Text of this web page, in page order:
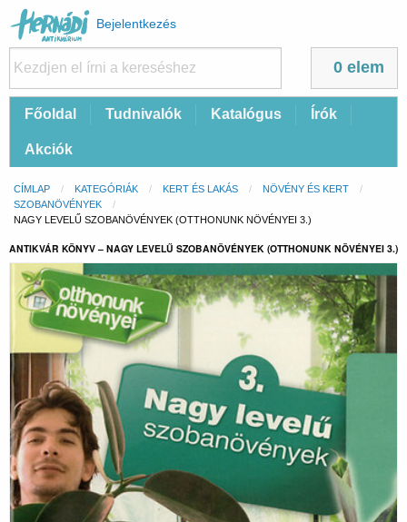
Felhasználói
fiók
menüje
Bejelentkezés
0 elem
FőFőoldal Tudnivalók Katalógus Írók
Akciók
Morzsa
CÍMLAP KATEGÓRIÁK KERT ÉS LAKÁS
NÖVÉNY ÉS KERT
SZOBANÖVÉNYEK
CURRENT:
NAGY LEVELŰ SZOBANÖVÉNYEK (OTTHONUNK NÖVÉNYEI 3.)
ANTIKVÁR KÖNYV – NAGY LEVELŰ SZOBANÖVÉNYEK (OTTHONUNK NÖVÉNYEI 3.)